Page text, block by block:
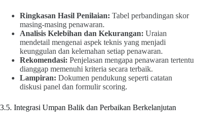
Ringkasan Hasil Penilaian: Tabel perbandingan skor
masing-masing penawaran.
Analisis Kelebihan dan Kekurangan: Uraian
mendetail mengenai aspek teknis yang menjadi
keunggulan dan kelemahan setiap penawaran.
Rekomendasi: Penjelasan mengapa penawaran tertentu
dianggap memenuhi kriteria secara terbaik.
Lampiran: Dokumen pendukung seperti catatan
diskusi panel dan formulir scoring.
3.5. Integrasi Umpan Balik dan Perbaikan Berkelanjutan